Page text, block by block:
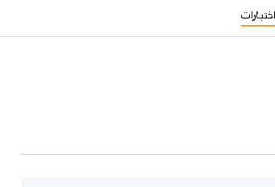
اختبارات